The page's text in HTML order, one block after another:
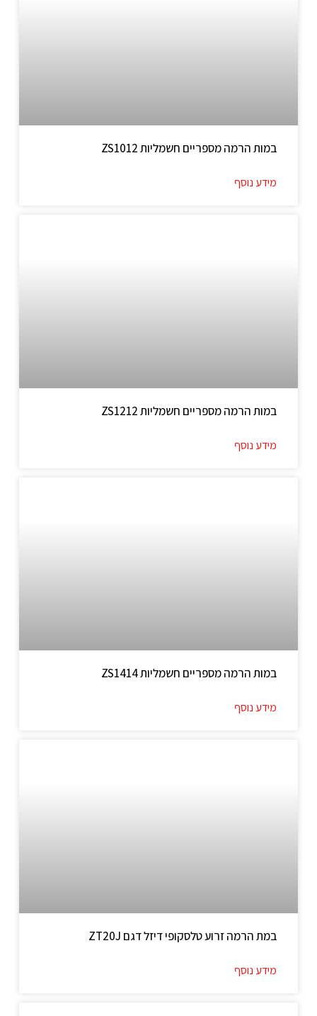
במות הרמה מספריים חשמליות ZS1012
מידע נוסף
במות הרמה מספריים חשמליות ZS1212
מידע נוסף
במות הרמה מספריים חשמליות ZS1414
מידע נוסף
במת הרמה זרוע טלסקופי דיזל דגם ZT20J
מידע נוסף